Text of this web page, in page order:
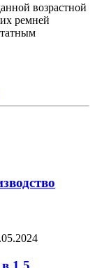
возрастной
ремней